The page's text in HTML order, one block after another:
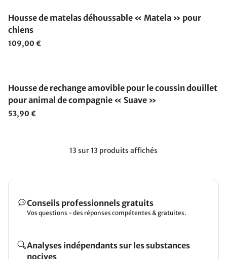
Housse de matelas déhoussable « Matela » pour
chiens
109,00 €
Housse de rechange amovible pour le coussin douillet
pour animal de compagnie « Suave »
53,90 €
13 sur 13 produits affichés
Conseils professionnels gratuits
Vos questions - des réponses compétentes & gratuites.
Analyses indépendants sur les substances
nocives